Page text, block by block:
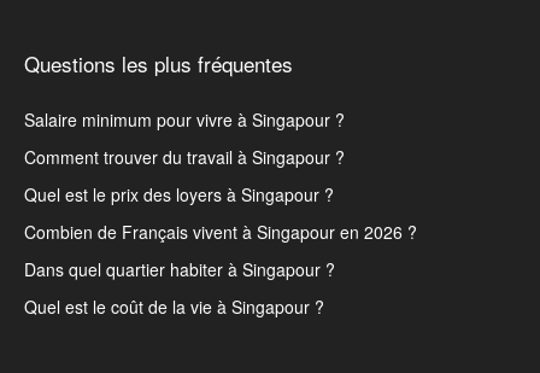
Questions les plus fréquentes
Salaire minimum pour vivre à Singapour ?
Comment trouver du travail à Singapour ?
Quel est le prix des loyers à Singapour ?
Combien de Français vivent à Singapour en 2026 ?
Dans quel quartier habiter à Singapour ?
Quel est le coût de la vie à Singapour ?